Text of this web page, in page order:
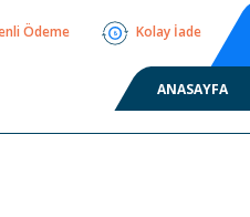
Ödeme Kolay İade
ANASAYFA